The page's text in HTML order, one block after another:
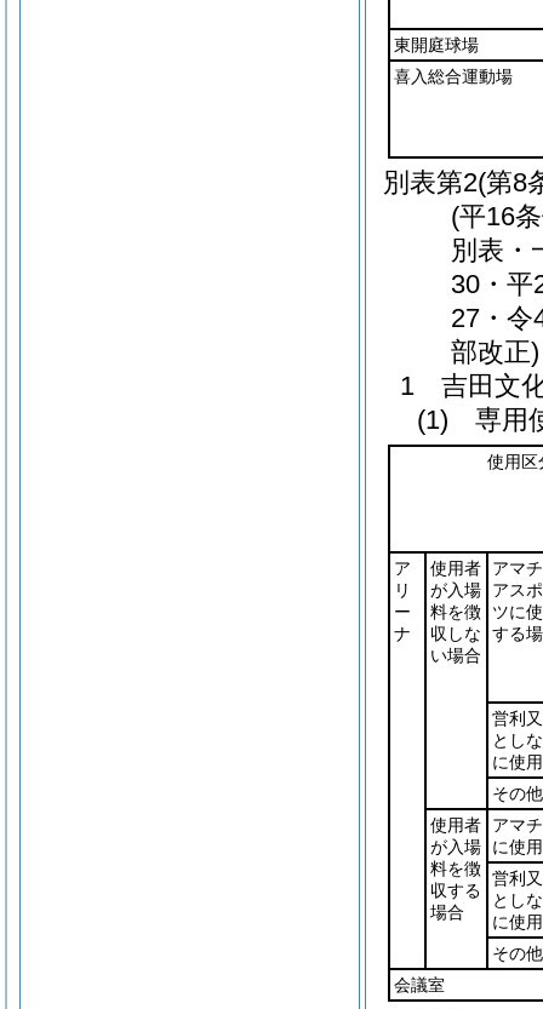
東開庭球場
喜入総合運動場
別表第2(第8
(平16
別表・
30・平
27・令
部改正)
1 吉田文
(1) 専用
使用区
ア
リ
ー
ナ
使用者
が入場
料を徴
収しな
い場合
アマ
アス
ツに
する
営利
とし
に使
その
使用者
が入場
料を徴
収する
場合
アマ
に使
営利
とし
に使
その
会議室